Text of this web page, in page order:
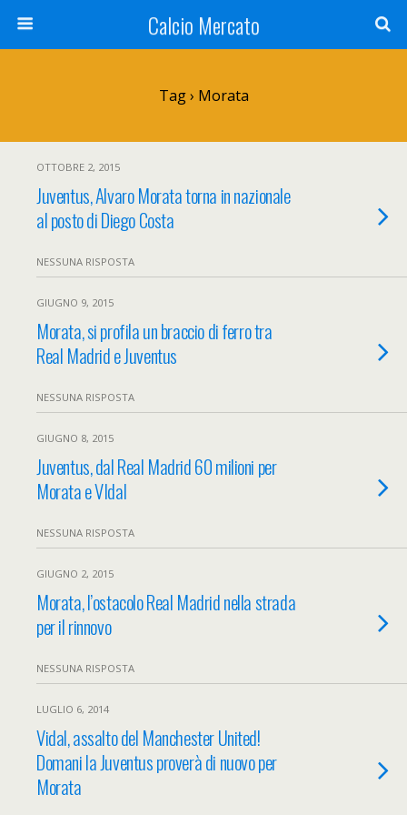
Calcio Mercato
Tag › Morata
OTTOBRE 2, 2015
Juventus, Alvaro Morata torna in nazionale
al posto di Diego Costa
NESSUNA RISPOSTA
GIUGNO 9, 2015
Morata, si profila un braccio di ferro tra
Real Madrid e Juventus
NESSUNA RISPOSTA
GIUGNO 8, 2015
Juventus, dal Real Madrid 60 milioni per
Morata e VIdal
NESSUNA RISPOSTA
GIUGNO 2, 2015
Morata, l’ostacolo Real Madrid nella strada
per il rinnovo
NESSUNA RISPOSTA
LUGLIO 6, 2014
Vidal, assalto del Manchester United!
Domani la Juventus proverà di nuovo per
Morata